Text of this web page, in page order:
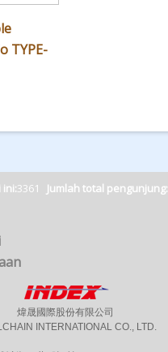
TYPE-
3361 Jumlah total pengunjung:
煒晟國際股份有限公司
INTERNATIONAL CO., LTD.